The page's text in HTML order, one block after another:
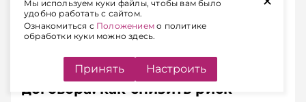
«ЭГ»выпуск № 29 (2846)от 04.08.2026
Односторонний отказ от
договора: как снизить риск
Мы используем куки файлы, чтобы вам было
удобно работать с сайтом.
Ознакомиться с Положением о политике
обработки куки можно здесь.
Принять Настроить